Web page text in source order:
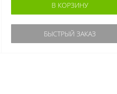
В КОРЗИНУ
БЫСТРЫЙ ЗАКАЗ